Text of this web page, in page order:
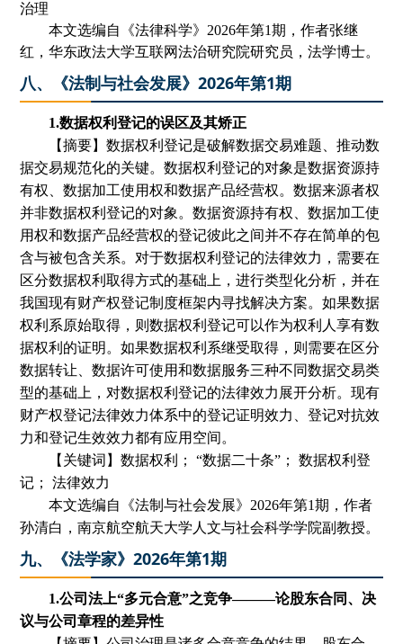
治理
本文选编自
《法律科学》 2026年第1期 ，作者张继
红 ，华东政法大学互联网法治研究院研究员，法学博士。
八、《法制与社会发展》2026年第1期
1.数据权利登记的误区及其矫正
【摘要】数据权利登记是破解数据交易难题、推动数
据交易规范化的关键。数据权利登记的对象是数据资源持
有权、数据加工使用权和数据产品经营权。数据来源者权
并非数据权利登记的对象。数据资源持有权、数据加工使
用权和数据产品经营权的登记彼此之间并不存在简单的包
含与被包含关系。对于数据权利登记的法律效力，需要在
区分数据权利取得方式的基础上，进行类型化分析，并在
我国现有财产权登记制度框架内寻找解决方案。如果数据
权利系原始取得，则数据权利登记可以作为权利人享有数
据权利的证明。如果数据权利系继受取得，则需要在区分
数据转让、数据许可使用和数据服务三种不同数据交易类
型的基础上，对数据权利登记的法律效力展开分析。现有
财产权登记法律效力体系中的登记证明效力、登记对抗效
力和登记生效效力都有应用空间。
【关键词】数据权利
； “数据二十条” ；
数据权利登
记 ；
法律效力
本文选编自
《法制与社会发展》 2026年第1期 ，作者
孙清白 ，南京航空航天大学人文与社会科学学院副教授。
九、《法学家》2026年第1期
1.公司法上“多元合意”之竞争———论股东合同、决
议与公司章程的差异性